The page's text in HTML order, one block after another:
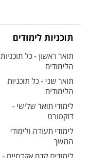
תוכניות לימודים
תואר ראשון - כל תוכניות
הלימודים
תואר שני - כל תוכניות
הלימודים
לימודי תואר שלישי -
דוקטורט
לימודי תעודה ולימודי
המשך